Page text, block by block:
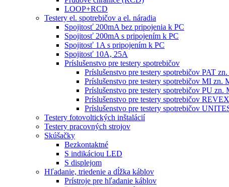
LOOP+RCD
Testery el. spotrebičov a el. náradia
Spojitosť 200mA bez pripojenia k PC
Spojitosť 200mA s pripojením k PC
Spojitosť 1A s pripojením k PC
Spojitosť 10A, 25A
Príslušenstvo pre testery spotrebičov
Príslušenstvo pre testery spotrebičov PAT
Príslušenstvo pre testery spotrebičov MI zn.
Príslušenstvo pre testery spotrebičov PU zn.
Príslušenstvo pre testery spotrebičov
Príslušenstvo pre testery spotrebičov
Testery fotovoltických inštalácií
Testery pracovných strojov
Skúšačky
Bezkontaktné
S indikáciou LED
S displejom
Hľadanie, triedenie a dĺžka káblov
Prístroje pre hľadanie káblov